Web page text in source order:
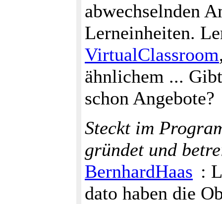
abwechselnden
Lerneinheiten.
VirtualClassroom
ähnlichem ...
schon Angebote?
Steckt im
gründet und
BernhardHaas :
dato haben die